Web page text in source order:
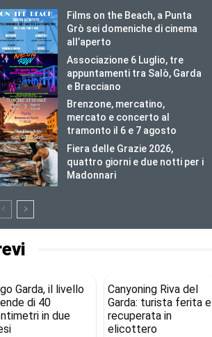
Films on the Beach, a Punta
Grò sei domeniche di cinema
all’aperto
Associazione 6 Luglio, tre
appuntamenti tra Salò, Garda
e Bracciano
Brenzone, mercatino,
mercato e concerto al
tramonto il 6 e 7 agosto
Fiera delle Grazie 2026,
quattro giorni e due notti per i
Madonnari
Garda, il livello
di 40
in due
Canyoning Riva del
Garda: turista ferita e
recuperata in
elicottero